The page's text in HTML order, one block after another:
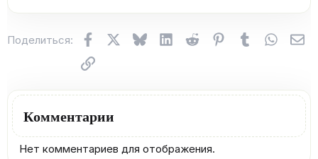
Поделиться: FacebookX (Twitter)
BlueskyLinkedInReddit Pinterest
Tumblr
Ссылка
Комментарии
Нет комментариев для отображения.